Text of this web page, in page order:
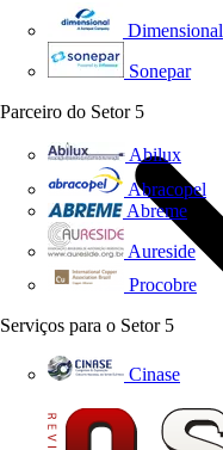
Dimensional
Sonepar
Parceiro do Setor 5
Abilux
Abracopel
Abreme
Aureside
Procobre
Serviços para o Setor 5
Cinase